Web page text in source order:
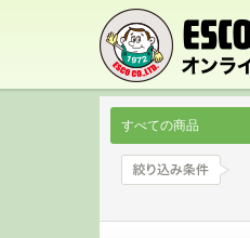
すべての商品